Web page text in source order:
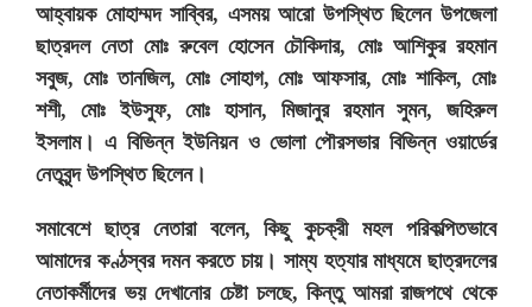
আহ্বায়ক মোহাম্মদ সাব্বির, এসময় আরো উপস্থিত ছিলেন উপজেলা
ছাত্রদল নেতা মোঃ রুবেল হোসেন চৌকিদার, মোঃ আশিকুর রহমান
সবুজ, মোঃ তানজিল, মোঃ সোহাগ, মোঃ আফসার, মোঃ শাকিল, মোঃ
শশী, মোঃ ইউসুফ, মোঃ হাসান, মিজানুর রহমান সুমন, জহিরুল
ইসলাম। এ বিভিন্ন ইউনিয়ন ও ভোলা পৌরসভার বিভিন্ন ওয়ার্ডের
নেতৃবৃন্দ উপস্থিত ছিলেন।
সমাবেশে ছাত্র নেতারা বলেন, কিছু কুচক্রী মহল পরিকল্পিতভাবে
আমাদের কণ্ঠস্বর দমন করতে চায়। সাম্য হত্যার মাধ্যমে ছাত্রদলের
নেতাকর্মীদের ভয় দেখানোর চেষ্টা চলছে, কিন্তু আমরা রাজপথে থেকে